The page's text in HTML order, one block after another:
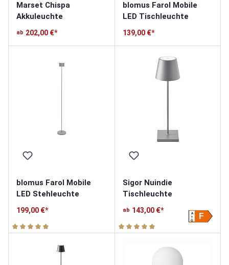
Marset Chispa
Akkuleuchte
ab 202,00 €*
blomus Farol Mobile
LED Tischleuchte
139,00 €*
blomus Farol Mobile
LED Stehleuchte
199,00 €*
Durchschnittliche Bewertung von 5 von 5 Sternen
Sigor Nuindie
Tischleuchte
ab 143,00 €*
F
A
G
Durchschnittliche Bewertung